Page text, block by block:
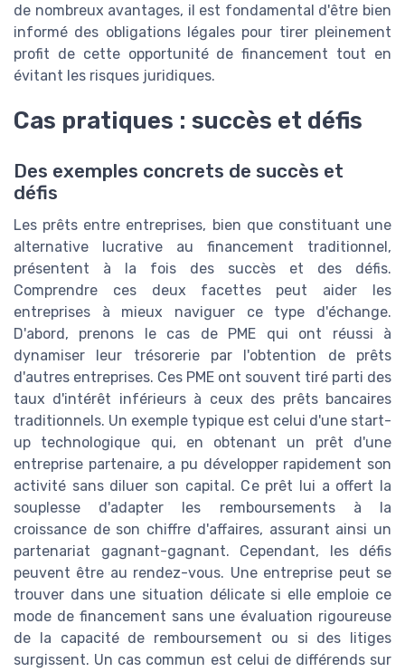
de nombreux avantages, il est fondamental d'être bien
informé des obligations légales pour tirer pleinement
profit de cette opportunité de financement tout en
évitant les risques juridiques.
Cas pratiques : succès et défis
Des exemples concrets de succès et
défis
Les prêts entre entreprises, bien que constituant une
alternative lucrative au financement traditionnel,
présentent à la fois des succès et des défis.
Comprendre ces deux facettes peut aider les
entreprises à mieux naviguer ce type d'échange.
D'abord, prenons le cas de PME qui ont réussi à
dynamiser leur trésorerie par l'obtention de prêts
d'autres entreprises. Ces PME ont souvent tiré parti des
taux d'intérêt inférieurs à ceux des prêts bancaires
traditionnels. Un exemple typique est celui d'une start-
up technologique qui, en obtenant un prêt d'une
entreprise partenaire, a pu développer rapidement son
activité sans diluer son capital. Ce prêt lui a offert la
souplesse d'adapter les remboursements à la
croissance de son chiffre d'affaires, assurant ainsi un
partenariat gagnant-gagnant. Cependant, les défis
peuvent être au rendez-vous. Une entreprise peut se
trouver dans une situation délicate si elle emploie ce
mode de financement sans une évaluation rigoureuse
de la capacité de remboursement ou si des litiges
surgissent. Un cas commun est celui de différends sur